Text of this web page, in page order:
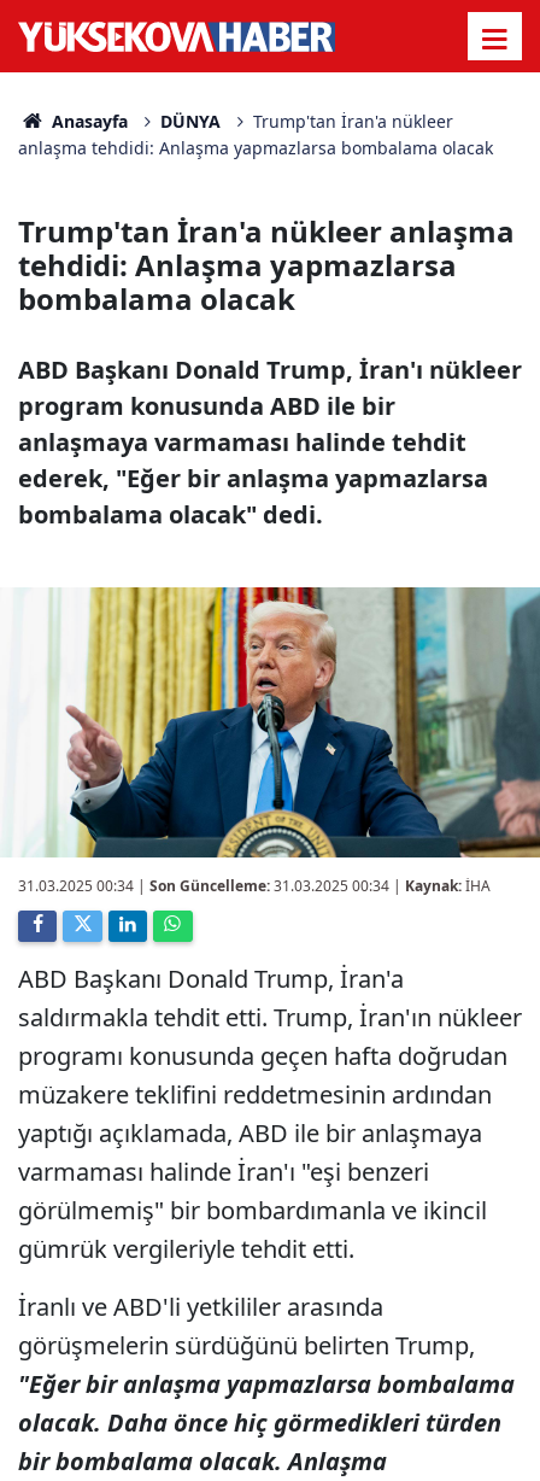
Anasayfa DÜNYA
Trump'tan İran'a nükleer
anlaşma tehdidi: Anlaşma yapmazlarsa bombalama olacak
Trump'tan İran'a nükleer anlaşma
tehdidi: Anlaşma yapmazlarsa
bombalama olacak
ABD Başkanı Donald Trump, İran'ı nükleer
program konusunda ABD ile bir
anlaşmaya varmaması halinde tehdit
ederek, "Eğer bir anlaşma yapmazlarsa
bombalama olacak" dedi.
31.03.2025 00:34 | Son Güncelleme:31.03.2025 00:34 | Kaynak:İHA
ABD Başkanı Donald Trump, İran'a
saldırmakla tehdit etti. Trump, İran'ın nükleer
programı konusunda geçen hafta doğrudan
müzakere teklifini reddetmesinin ardından
yaptığı açıklamada, ABD ile bir anlaşmaya
varmaması halinde İran'ı "eşi benzeri
görülmemiş" bir bombardımanla ve ikincil
gümrük vergileriyle tehdit etti.
İranlı ve ABD'li yetkililer arasında
görüşmelerin sürdüğünü belirten Trump,
"Eğer bir anlaşma yapmazlarsa bombalama
olacak. Daha önce hiç görmedikleri türden
bir bombalama olacak. Anlaşma